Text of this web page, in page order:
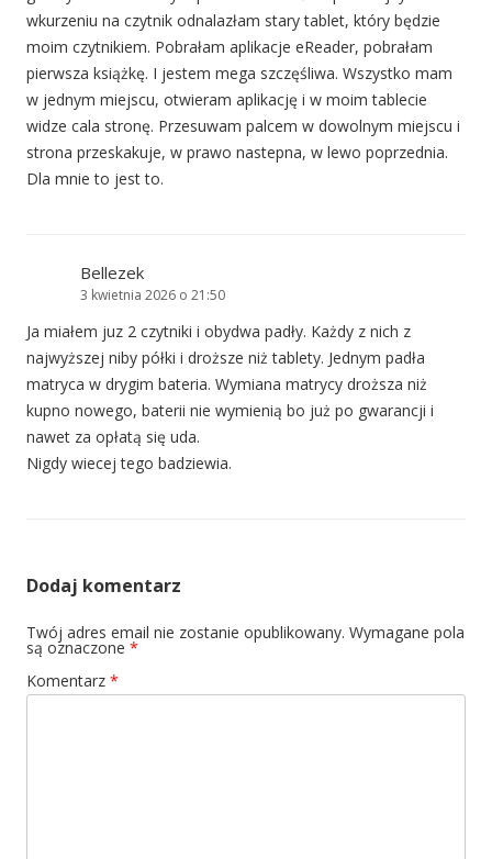
wkurzeniu na czytnik odnalazłam stary tablet, który będzie
moim czytnikiem. Pobrałam aplikacje eReader, pobrałam
pierwsza książkę. I jestem mega szczęśliwa. Wszystko mam
w jednym miejscu, otwieram aplikację i w moim tablecie
widze cala stronę. Przesuwam palcem w dowolnym miejscu i
strona przeskakuje, w prawo nastepna, w lewo poprzednia.
Dla mnie to jest to.
Bellezek
3 kwietnia 2026 o 21:50
Ja miałem juz 2 czytniki i obydwa padły. Każdy z nich z
najwyższej niby półki i droższe niż tablety. Jednym padła
matryca w drygim bateria. Wymiana matrycy droższa niż
kupno nowego, baterii nie wymienią bo już po gwarancji i
nawet za opłatą się uda.
Nigdy wiecej tego badziewia.
Dodaj komentarz
Twój adres email nie zostanie opublikowany. Wymagane pola
są oznaczone *
Komentarz *